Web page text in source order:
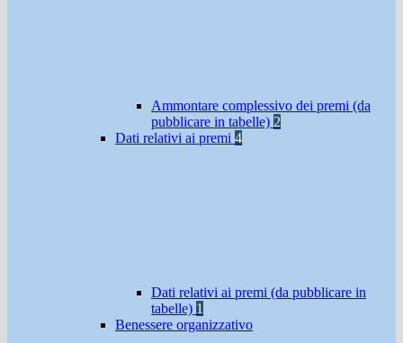
Ammontare complessivo dei premi (da
pubblicare in tabelle) 2
Dati relativi ai premi 4
Dati relativi ai premi (da pubblicare in
tabelle) 1
Benessere organizzativo